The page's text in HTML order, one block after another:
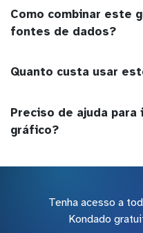
Como combinar este
fontes de dados?
Quanto custa usar
Preciso de ajuda
gráfico?
Tenha acesso a
Kondado